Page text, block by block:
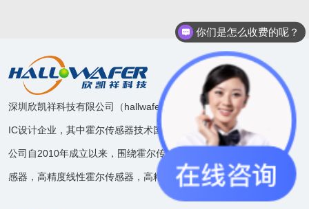
深圳欣凯祥科技有限公司（hallwafer），是一家模拟和混合信号
IC设计企业，其中霍尔传感器技术国内领先。
公司自2010年成立以来，围绕霍尔传感器技术开发了速度位置传
感器，高精度线性霍尔传感器，高精度电流传感器等产品线。
你们是怎么收费的呢？